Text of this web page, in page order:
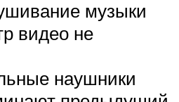
музыки
видео не
наушники